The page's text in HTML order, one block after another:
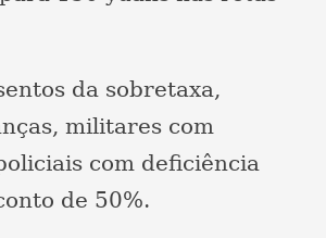
da sobretaxa,
militares com
com deficiência
de 50%.